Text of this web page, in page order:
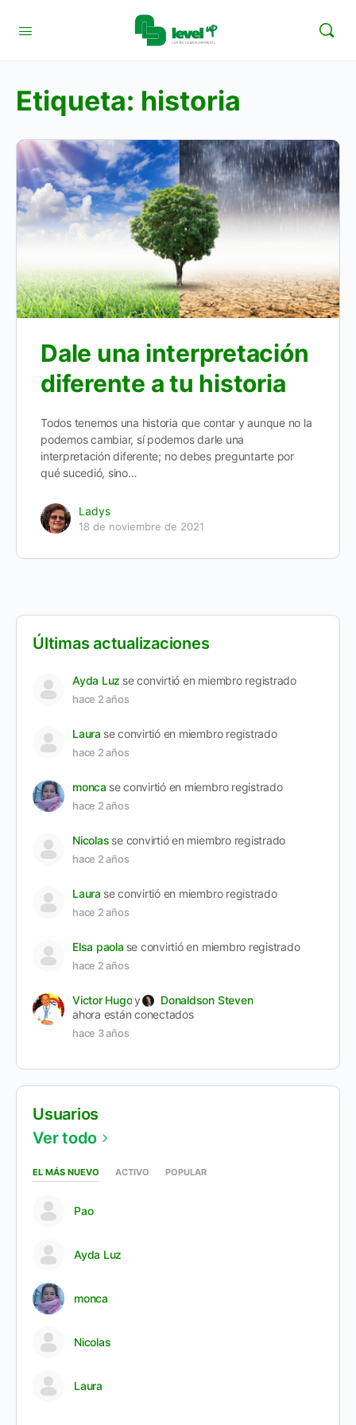
Etiqueta: historia
Dale una interpretación
diferente a tu historia
Todos tenemos una historia que contar y aunque no la
podemos cambiar, sí podemos darle una
interpretación diferente; no debes preguntarte por
qué sucedió, sino…
Ladys
18 de noviembre de 2021
Últimas actualizaciones
Ayda Luz se convirtió en miembro registrado
hace 2 años
Laura se convirtió en miembro registrado
hace 2 años
monca se convirtió en miembro registrado
hace 2 años
Nicolas se convirtió en miembro registrado
hace 2 años
Laura se convirtió en miembro registrado
hace 2 años
Elsa paola se convirtió en miembro registrado
hace 2 años
Victor Hugoy
Donaldson Steven
ahora están conectados
hace 3 años
Usuarios
Ver todo
EL MÁS NUEVO ACTIVO POPULAR
Pao
Ayda Luz
monca
Nicolas
Laura